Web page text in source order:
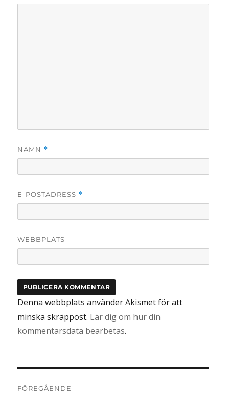
NAMN *
E-POSTADRESS *
WEBBPLATS
Denna webbplats använder Akismet för att
minska skräppost. Lär dig om hur din
kommentarsdata bearbetas.
FÖREGÅENDE